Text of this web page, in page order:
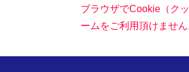
ブラウザでCookie（ク
ームをご利用頂けません